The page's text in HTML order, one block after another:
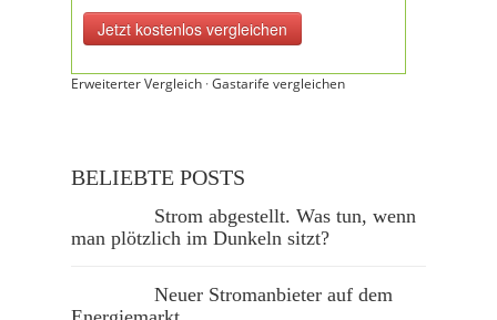
Erweiterter Vergleich ·Gastarife vergleichen
BELIEBTE POSTS
Strom abgestellt. Was tun, wenn
man plötzlich im Dunkeln sitzt?
Neuer Stromanbieter auf dem